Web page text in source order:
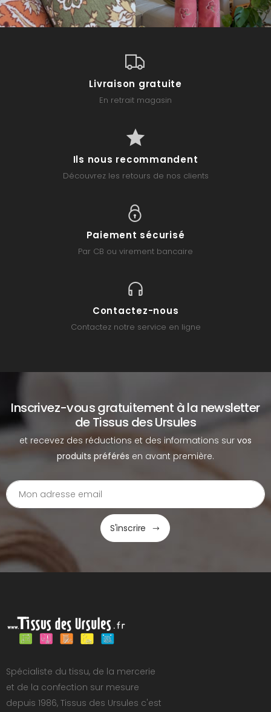
Livraison gratuite
En retrait magasin
Ils nous recommandent
Découvrez les retours de nos clients
Paiement sécurisé
Par CB ou virement bancaire
Contactez-nous
Contactez notre service en ligne
Inscrivez-vous gratuitement à la newsletter
de Tissus des Ursules
et recevez des réductions et des informations sur vos
produits préférés en avant première.
S'inscrire
Spécialiste du tissu, de la mercerie
et de la confection sur mesure
depuis 1986, Tissus des Ursules c'est